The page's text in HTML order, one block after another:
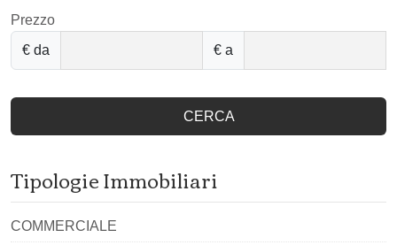
Prezzo
€ da
€ a
CERCA
Tipologie Immobiliari
COMMERCIALE